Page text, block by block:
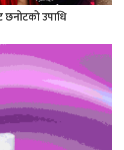
उपाधि